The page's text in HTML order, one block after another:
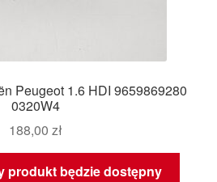
Peugeot 1.6 HDI 9659869280
0320W4
188,00 zł
produkt będzie dostępny